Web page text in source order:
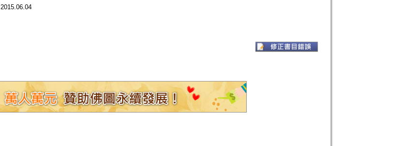
2015.06.04